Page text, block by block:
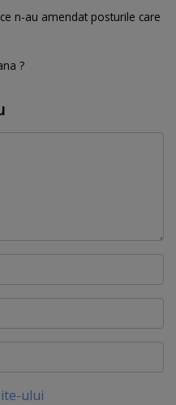
n-au amendat posturile care
?
ului